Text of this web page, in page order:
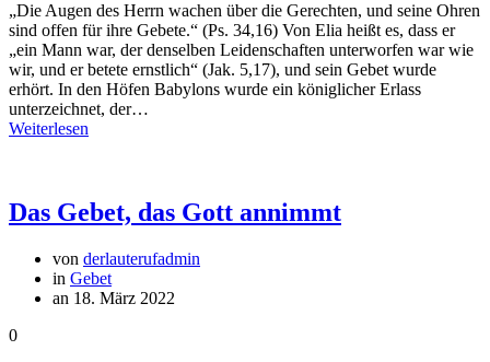
„Die Augen des Herrn wachen über die Gerechten, und seine Ohren
sind offen für ihre Gebete.“ (Ps. 34,16) Von Elia heißt es, dass er
„ein Mann war, der denselben Leidenschaften unterworfen war wie
wir, und er betete ernstlich“ (Jak. 5,17), und sein Gebet wurde
erhört. In den Höfen Babylons wurde ein königlicher Erlass
unterzeichnet, der…
Weiterlesen
Das Gebet, das Gott annimmt
von derlauterufadmin
in Gebet
an 18. März 2022
0